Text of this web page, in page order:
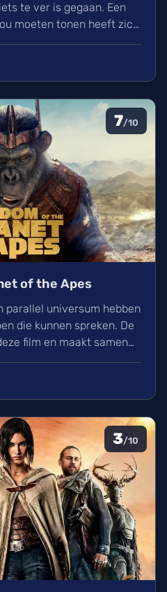
te ver is gegaan. Een
moeten tonen heeft zich
dit de nieuwe soort van
7/10
of the Apes
parallel universum hebben
die kunnen spreken. De
film en maakt samen
het gebrek aan een
goed. Als je nog nooit
3/10